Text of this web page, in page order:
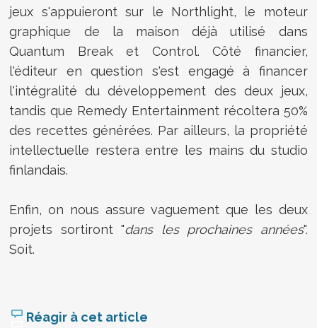
jeux s'appuieront sur le Northlight, le moteur
graphique de la maison déjà utilisé dans
Quantum Break et Control. Côté financier,
l'éditeur en question s'est engagé à financer
l'intégralité du développement des deux jeux,
tandis que Remedy Entertainment récoltera 50%
des recettes générées. Par ailleurs, la propriété
intellectuelle restera entre les mains du studio
finlandais.
Enfin, on nous assure vaguement que les deux
projets sortiront "dans les prochaines années".
Soit.
Réagir à cet article